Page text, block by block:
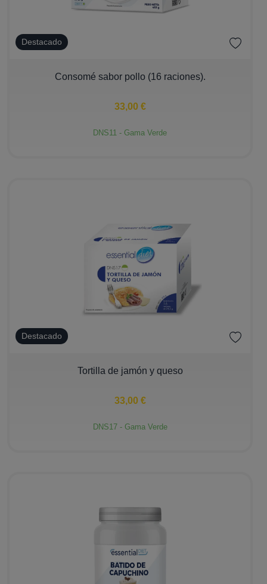
Destacado
+
Consomé sabor pollo (16 raciones).
33,00 €
DNS11 - Gama Verde
Destacado
Tortilla de jamón y queso
33,00 €
DNS17 - Gama Verde